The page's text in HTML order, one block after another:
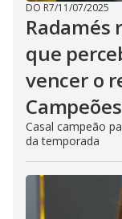
DO R7/11/07/2025
Radamés
que
vencer o
Campeões
Casal campeão
da temporada